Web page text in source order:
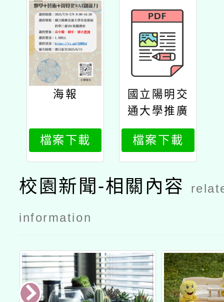
海報
檔案下載
國立陽明交
通大學推廣
教育中心辦
理「數學藝
術視覺化ai
創新力」暑
期課程公文
檔案下載
校園新聞-相關內容
information